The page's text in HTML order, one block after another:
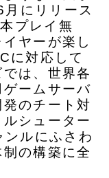
にリリース
プレイ無
ヤーが楽し
に対応して
は、世界各
ームサーバ
のチート対
シューター
ルにふさわ
の構築に全